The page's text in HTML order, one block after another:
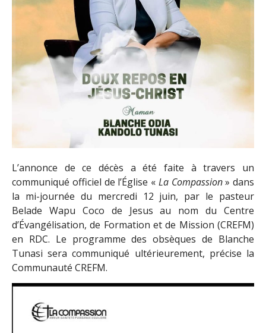
L’annonce de ce décès a été faite à travers un
communiqué officiel de l’Église « La Compassion» dans
la mi-journée du mercredi 12 juin, par le pasteur
Belade Wapu Coco de Jesus au nom du Centre
d’Évangélisation, de Formation et de Mission (CREFM)
en RDC. Le programme des obsèques de Blanche
Tunasi sera communiqué ultérieurement, précise la
Communauté CREFM.